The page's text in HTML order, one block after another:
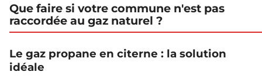
Que faire si votre commune n'est pas
raccordée au gaz naturel ?
Le gaz propane en citerne : la solution
idéale